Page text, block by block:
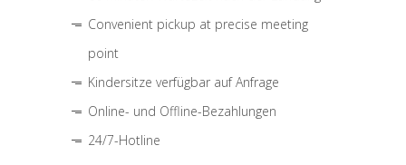
Convenient pickup at precise meeting
point
Kindersitze verfügbar auf Anfrage
Online- und Offline-Bezahlungen
24/7-Hotline